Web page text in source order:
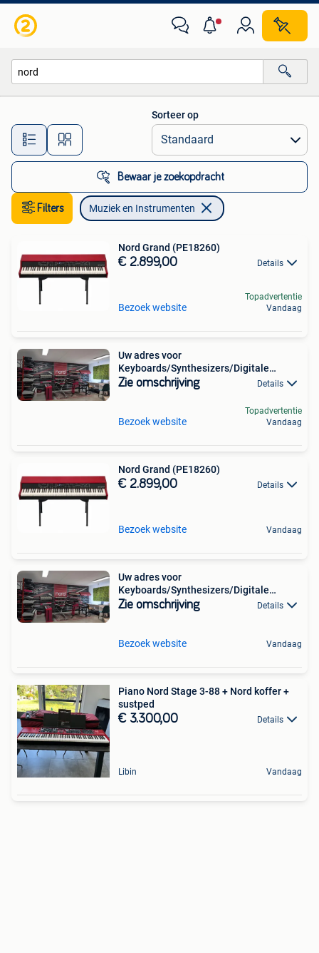
Alle afstanden…
Sorteer op
Bewaar je zoekopdracht
Filters Muziek en Instrumenten
Nord Grand (PE18260)
€ 2.899,00 Details
Bezoek website
Topadvertentie
Vandaag
Uw adres voor
Keyboards/Synthesizers/Digitale
Pianos Prosq
Zie omschrijving Details
Bezoek website
Topadvertentie
Vandaag
Nord Grand (PE18260)
€ 2.899,00 Details
Bezoek website Vandaag
Uw adres voor
Keyboards/Synthesizers/Digitale
Pianos Prosq
Zie omschrijving Details
Bezoek website Vandaag
Piano Nord Stage 3-88 + Nord koffer +
sustped
€ 3.300,00 Details
Libin Vandaag